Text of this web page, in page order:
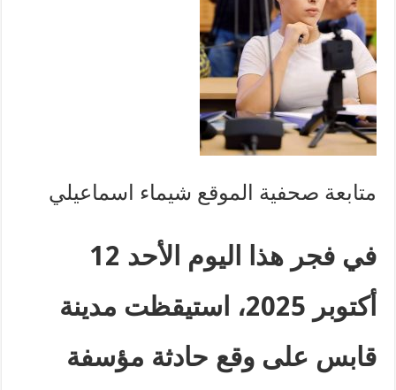
متابعة صحفية الموقع شيماء اسماعيلي
في فجر هذا اليوم الأحد 12
أكتوبر 2025، استيقظت مدينة
قابس على وقع حادثة مؤسفة